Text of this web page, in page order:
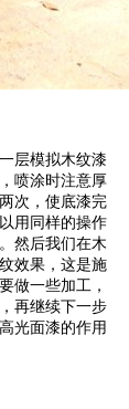
层模拟木纹漆
喷涂时注意厚
次，使底漆完
用同样的操作
然后我们在木
效果，这是施
做一些加工，
再继续下一步
光面漆的作用